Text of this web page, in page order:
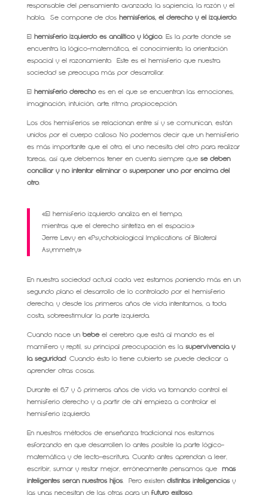
responsable del pensamiento avanzado, la sapiencia, la razón y el
habla. Se compone de dos hemisferios, el derecho y el izquierdo.
El hemisferio izquierdo es analítico y lógico. Es la parte donde se
encuentra la lógico-matemática, el conocimiento, la orientación
espacial y el razonamiento. Este es el hemisferio que nuestra
sociedad se preocupa más por desarrollar.
El hemisferio derechoes en el que se encuentran las emociones,
imaginación, intuición, arte, ritmo, propiocepción.
Los dos hemisferios se relacionan entre sí y se comunican, están
unidos por el cuerpo calloso. No podemos decir que un hemisferio
es más importante que el otro, el uno necesita del otro para realizar
tareas, así que debemos tener en cuenta siempre que se deben
conciliar y no intentar eliminar o superponer uno por encima del
otro.
«El hemisferio izquierdo analiza en el tiempo,
mientras que el derecho sintetiza en el espacio.»
Jerre Levy en «Psychobiological Implications of Bilateral
Asymmetry»
En nuestra sociedad actual cada vez estamos poniendo más en un
segundo plano el desarrollo de lo controlado por el hemisferio
derecho, y desde los primeros años de vida intentamos, a toda
costa, sobreestimular la parte izquierda.
Cuando nace unbebéel cerebro que está al mando es el
mamífero y reptil, su principal preocupación es la supervivencia y
la seguridad. Cuando ésto lo tiene cubierto se puede dedicar a
aprender otras cosas.
Durante el 6,7 y 8 primeros años de vida va tomando control el
hemisferio derecho y a partir de ahí empieza a controlar el
hemisferio izquierdo.
En nuestros métodos de enseñanza tradicional nos estamos
esforzando en que desarrollen lo antes posible la parte lógico-
matemática y de lecto-escritura. Cuanto antes aprendan a leer,
escribir, sumar y restar mejor, erróneamente pensamos que más
inteligentes serán nuestros hijos. Pero existen distintas inteligenciasy
las unas necesitan de las otras para un futuro exitoso.